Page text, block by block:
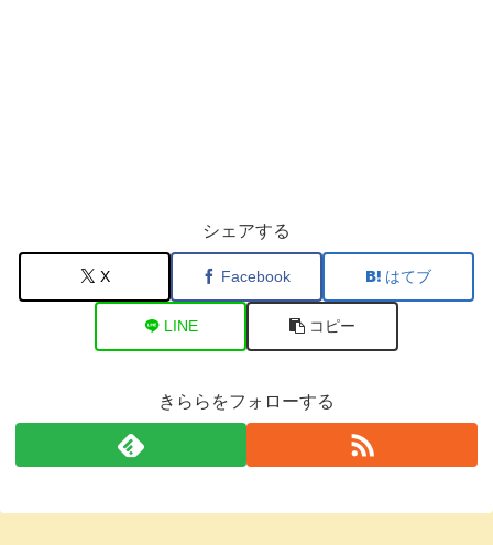
シェアする
X Facebook はてブ
LINE コピー
きららをフォローする